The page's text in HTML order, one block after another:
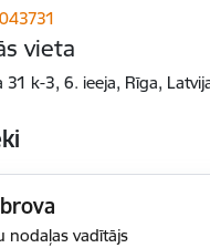
vieta
31 k-3, 6. ieeja, Rīga,
nodaļas vadītājs